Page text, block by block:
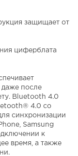
защищает от
циферблата
даже после
Bluetooth 4.0
4.0 со
синхронизации
Samsung
к
время, а также